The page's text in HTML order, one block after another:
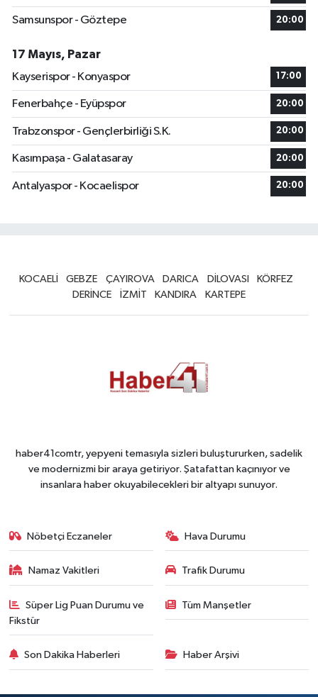
Samsunspor - Göztepe 20:00
17 Mayıs, Pazar
Kayserispor - Konyaspor
17:00
Fenerbahçe - Eyüpspor 20:00
Trabzonspor - Gençlerbirliği S.K. 20:00
Kasımpaşa - Galatasaray 20:00
Antalyaspor - Kocaelispor 20:00
KOCAELİ GEBZE ÇAYIROVA DARICA DİLOVASI
KÖRFEZ
DERİNCE
İZMİT KANDIRA KARTEPE
haber41comtr, yepyeni temasıyla sizleri buluştururken, sadelik
ve modernizmi bir araya getiriyor. Şatafattan kaçınıyor ve
insanlara haber okuyabilecekleri bir altyapı sunuyor.
Nöbetçi Eczaneler Hava Durumu
Namaz Vakitleri Trafik Durumu
Süper Lig Puan Durumu ve
Fikstür
Tüm Manşetler
Son Dakika Haberleri Haber Arşivi